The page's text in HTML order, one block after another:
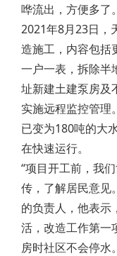
哗流出，方便多了
2021年8月23日，
造施工，内容包括
一户一表，拆除半
址新建土建泵房及
实施远程监控管理
已变为180吨的大
在快速运行。
“项目开工前，我
传，了解居民意见
的负责人，他表示
活，改造工作第一
房时社区不会停水